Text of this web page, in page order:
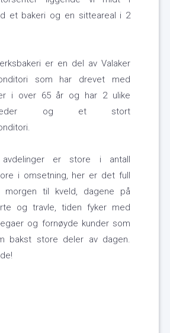
et bakeri og en sitteareal i 2
er en del av Valaker
som har drevet med
i over 65 år og har 2 ulike
og et stort
avdelinger er store i antall
i omsetning, her er det full
til kveld, dagene på
og travle, tiden fyker med
og fornøyde kunder som
bakst store deler av dagen.